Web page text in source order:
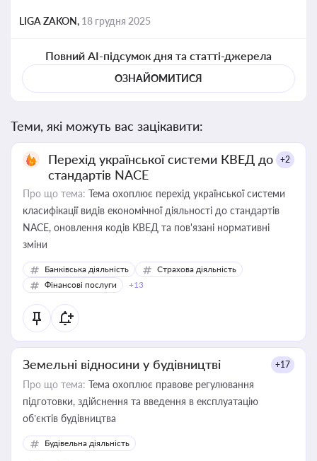
LIGA ZAKON, 18 грудня 2025
Повний AI-підсумок дня та статті-джерела
ОЗНАЙОМИТИСЯ
Теми, які можуть вас зацікавити:
Перехід української системи КВЕД до
стандартів NACE
+2
Про що тема: Тема охоплює перехід української системи
класифікації видів економічної діяльності до стандартів
NACE, оновлення кодів КВЕД та пов'язані нормативні
зміни
Банківська діяльність
Страхова діяльність
Фінансові послуги
+13
Земельні відносини у будівництві +17
Про що тема: Тема охоплює правове регулювання
підготовки, здійснення та введення в експлуатацію
об’єктів будівництва
Будівельна діяльність